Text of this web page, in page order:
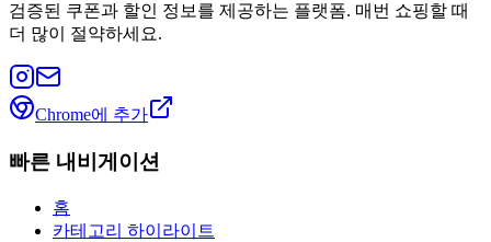
검증된 쿠폰과 할인 정보를 제공하는 플랫폼. 매번 쇼핑할 때
더 많이 절약하세요.
Chrome에 추가
빠른 내비게이션
홈
카테고리 하이라이트